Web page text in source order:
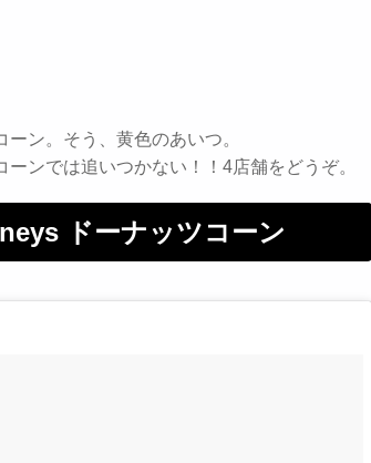
ン。そう、黄色のあいつ。
ンでは追いつかない！！4店舗をどうぞ。
ドーナッツコーン